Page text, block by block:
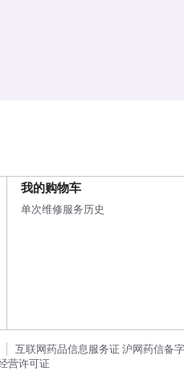
我的购物车
单次维修服务历史
互联网药品信息服务证 沪网药信备字
营许可证